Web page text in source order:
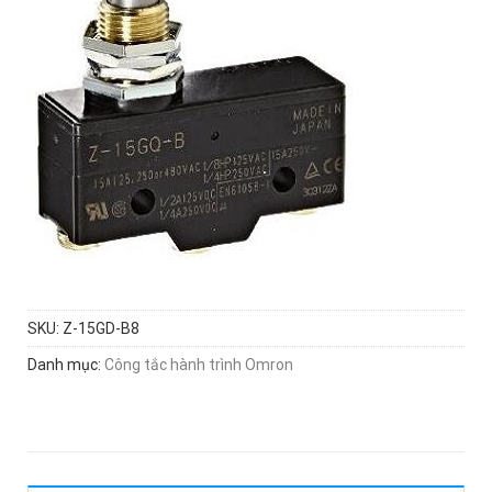
SKU: Z-15GD-B8
Danh mục: Công tắc hành trình Omron